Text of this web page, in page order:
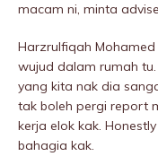
macam ni, minta
Harzrulfiqah
wujud dalam rumah
yang kita nak dia
tak boleh pergi report
kerja elok kak.
bahagia kak.